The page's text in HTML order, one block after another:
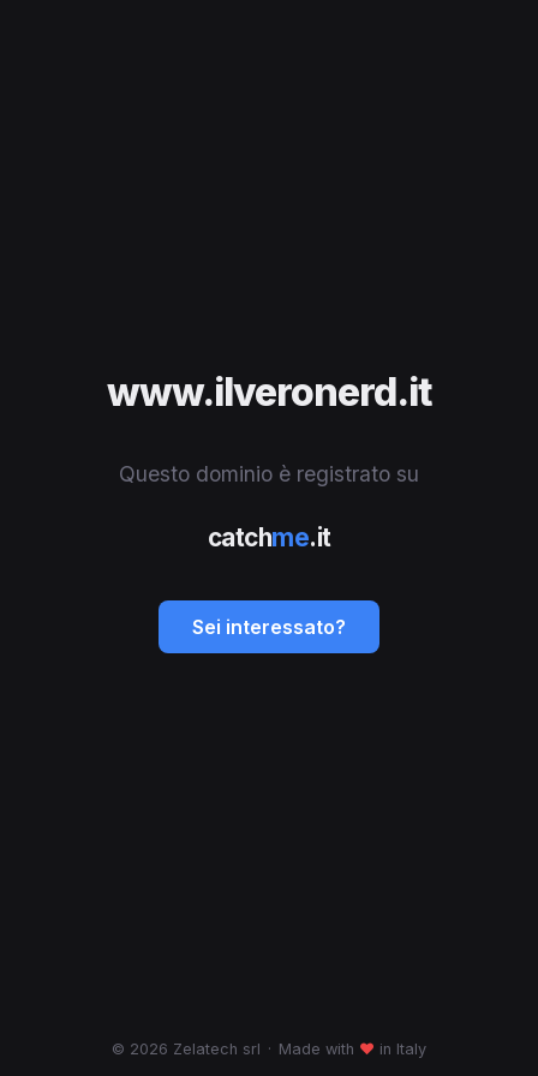
www.ilveronerd.it
Questo dominio è registrato su
catchme.it
Sei interessato?
© 2026 Zelatech srl · Made with ♥ in Italy